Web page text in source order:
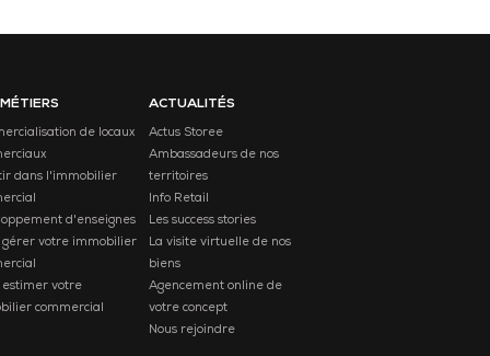
de locaux
dans l'immobilier
d'enseignes
gérer votre immobilier
estimer votre
commercial
ACTUALITÉS
Actus Storee
Ambassadeurs de nos
territoires
Info Retail
Les success stories
La visite virtuelle de nos
biens
Agencement online de
votre concept
Nous rejoindre